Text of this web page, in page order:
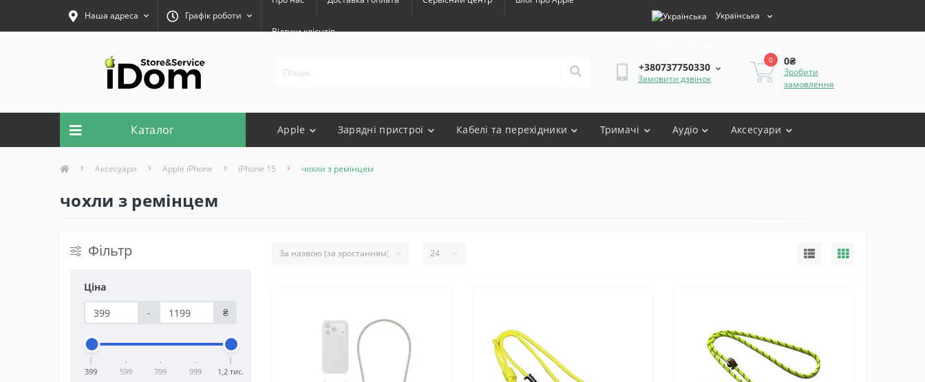
Наша адреса Графік роботи
Відгуки клієнтів
Українська
+380737750330
Замовити дзвінок
0 0₴
Зробити
замовлення
Каталог Apple Зарядні пристрої Кабелі та перехідники Тримачі Аудіо Аксесуари
Аксесуари Apple iPhone iPhone 15 чохли з ремінцем
чохли з ремінцем
Фільтр
Ціна
-
₴
399 599 799 999 1,2 тис.